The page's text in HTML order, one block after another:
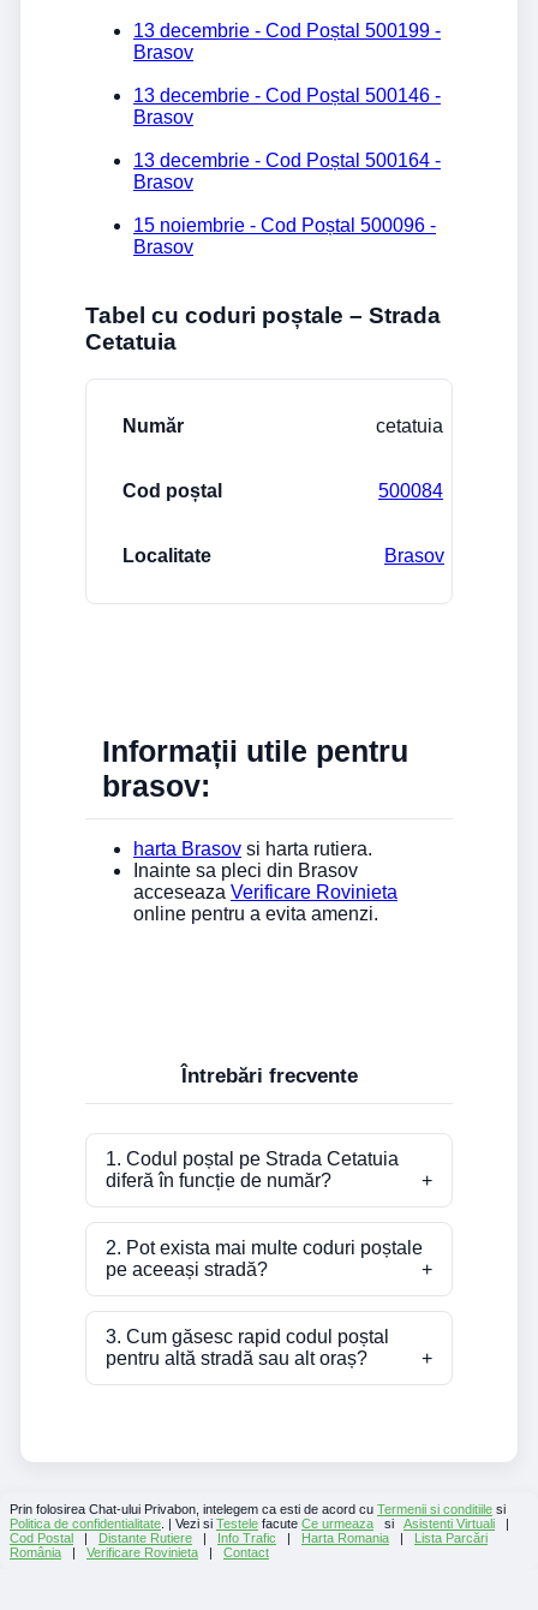
13 decembrie - Cod Poștal 500199 -
Brasov
13 decembrie - Cod Poștal 500146 -
Brasov
13 decembrie - Cod Poștal 500164 -
Brasov
15 noiembrie - Cod Poștal 500096 -
Brasov
Tabel cu coduri poștale – Strada
Cetatuia
cetatuia
500084
Brasov
Informații utile pentru
brasov:
harta Brasov si harta rutiera.
Inainte sa pleci din Brasov
acceseaza Verificare Rovinieta
online pentru a evita amenzi.
Întrebări frecvente
1. Codul poștal pe Strada Cetatuia
diferă în funcție de număr?
2. Pot exista mai multe coduri poștale
pe aceeași stradă?
3. Cum găsesc rapid codul poștal
pentru altă stradă sau alt oraș?
Prin folosirea Chat-ului Privabon, intelegem ca esti de acord cu Termenii si conditiile si
Politica de confidentialitate . | Vezi si Testele facute Ce urmeaza si Asistenti Virtuali |
Cod Postal | Distante Rutiere | Info Trafic | Harta Romania | Lista Parcări
România | Verificare Rovinieta | Contact